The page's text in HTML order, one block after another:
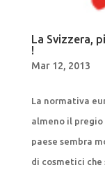
La Svizzera,
!
Mar 12, 2013
La normativa
almeno il
paese sembra
di cosmetici